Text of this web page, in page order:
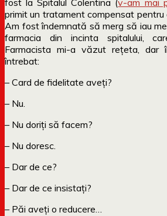
primit un tratament compensat pentru
Am fost îndemnată să merg să iau
farmacia din incinta spitalului,
Farmacista mi-a văzut rețeta, dar
întrebat:
– Card de fidelitate aveți?
– Nu.
– Nu doriți să facem?
– Nu doresc.
– Dar de ce?
– Dar de ce insistați?
– Păi aveți o reducere…